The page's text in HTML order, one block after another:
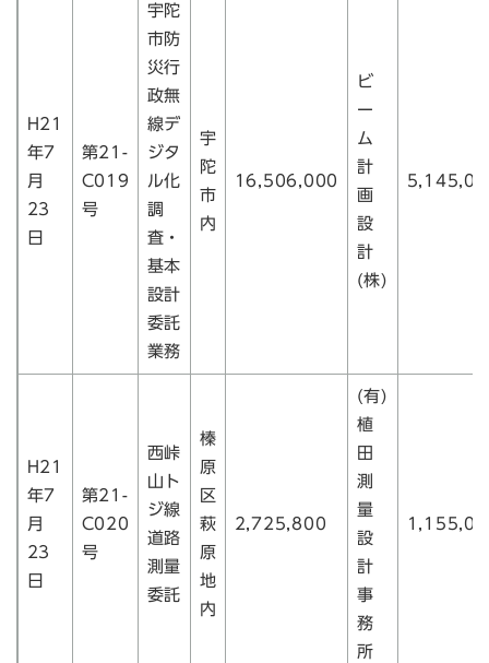
H21
年7
月
23
日
第21-
C019
号
宇陀
市防
災行
政無
線デ
ジタ
ル化
調
査・
基本
設計
委託
業務
宇
陀
市
内
16,506,000
ビ
ー
ム
計
画
設
計
(株)
H21
年7
月
23
日
第21-
C020
号
西峠
山ト
ジ線
道路
測量
委託
榛
原
区
萩
原
地
内
2,725,800
(有)
植
田
測
量
設
計
事
務
所